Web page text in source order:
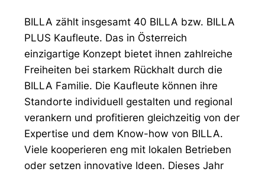
BILLA zählt insgesamt 40 BILLA bzw. BILLA
PLUS Kaufleute. Das in Österreich
einzigartige Konzept bietet ihnen zahlreiche
Freiheiten bei starkem Rückhalt durch die
BILLA Familie. Die Kaufleute können ihre
Standorte individuell gestalten und regional
verankern und profitieren gleichzeitig von der
Expertise und dem Know-how von BILLA.
Viele kooperieren eng mit lokalen Betrieben
oder setzen innovative Ideen. Dieses Jahr